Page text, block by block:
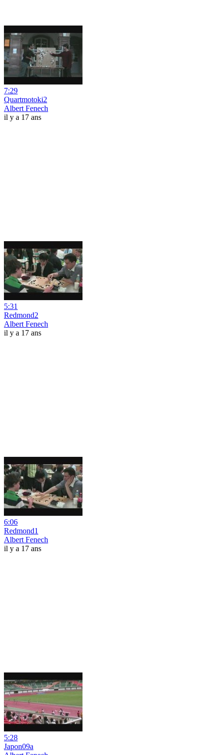
7:29
Quartmotoki2
Albert Fenech
il y a 17 ans
5:31
Redmond2
Albert Fenech
il y a 17 ans
6:06
Redmond1
Albert Fenech
il y a 17 ans
5:28
Japon09a